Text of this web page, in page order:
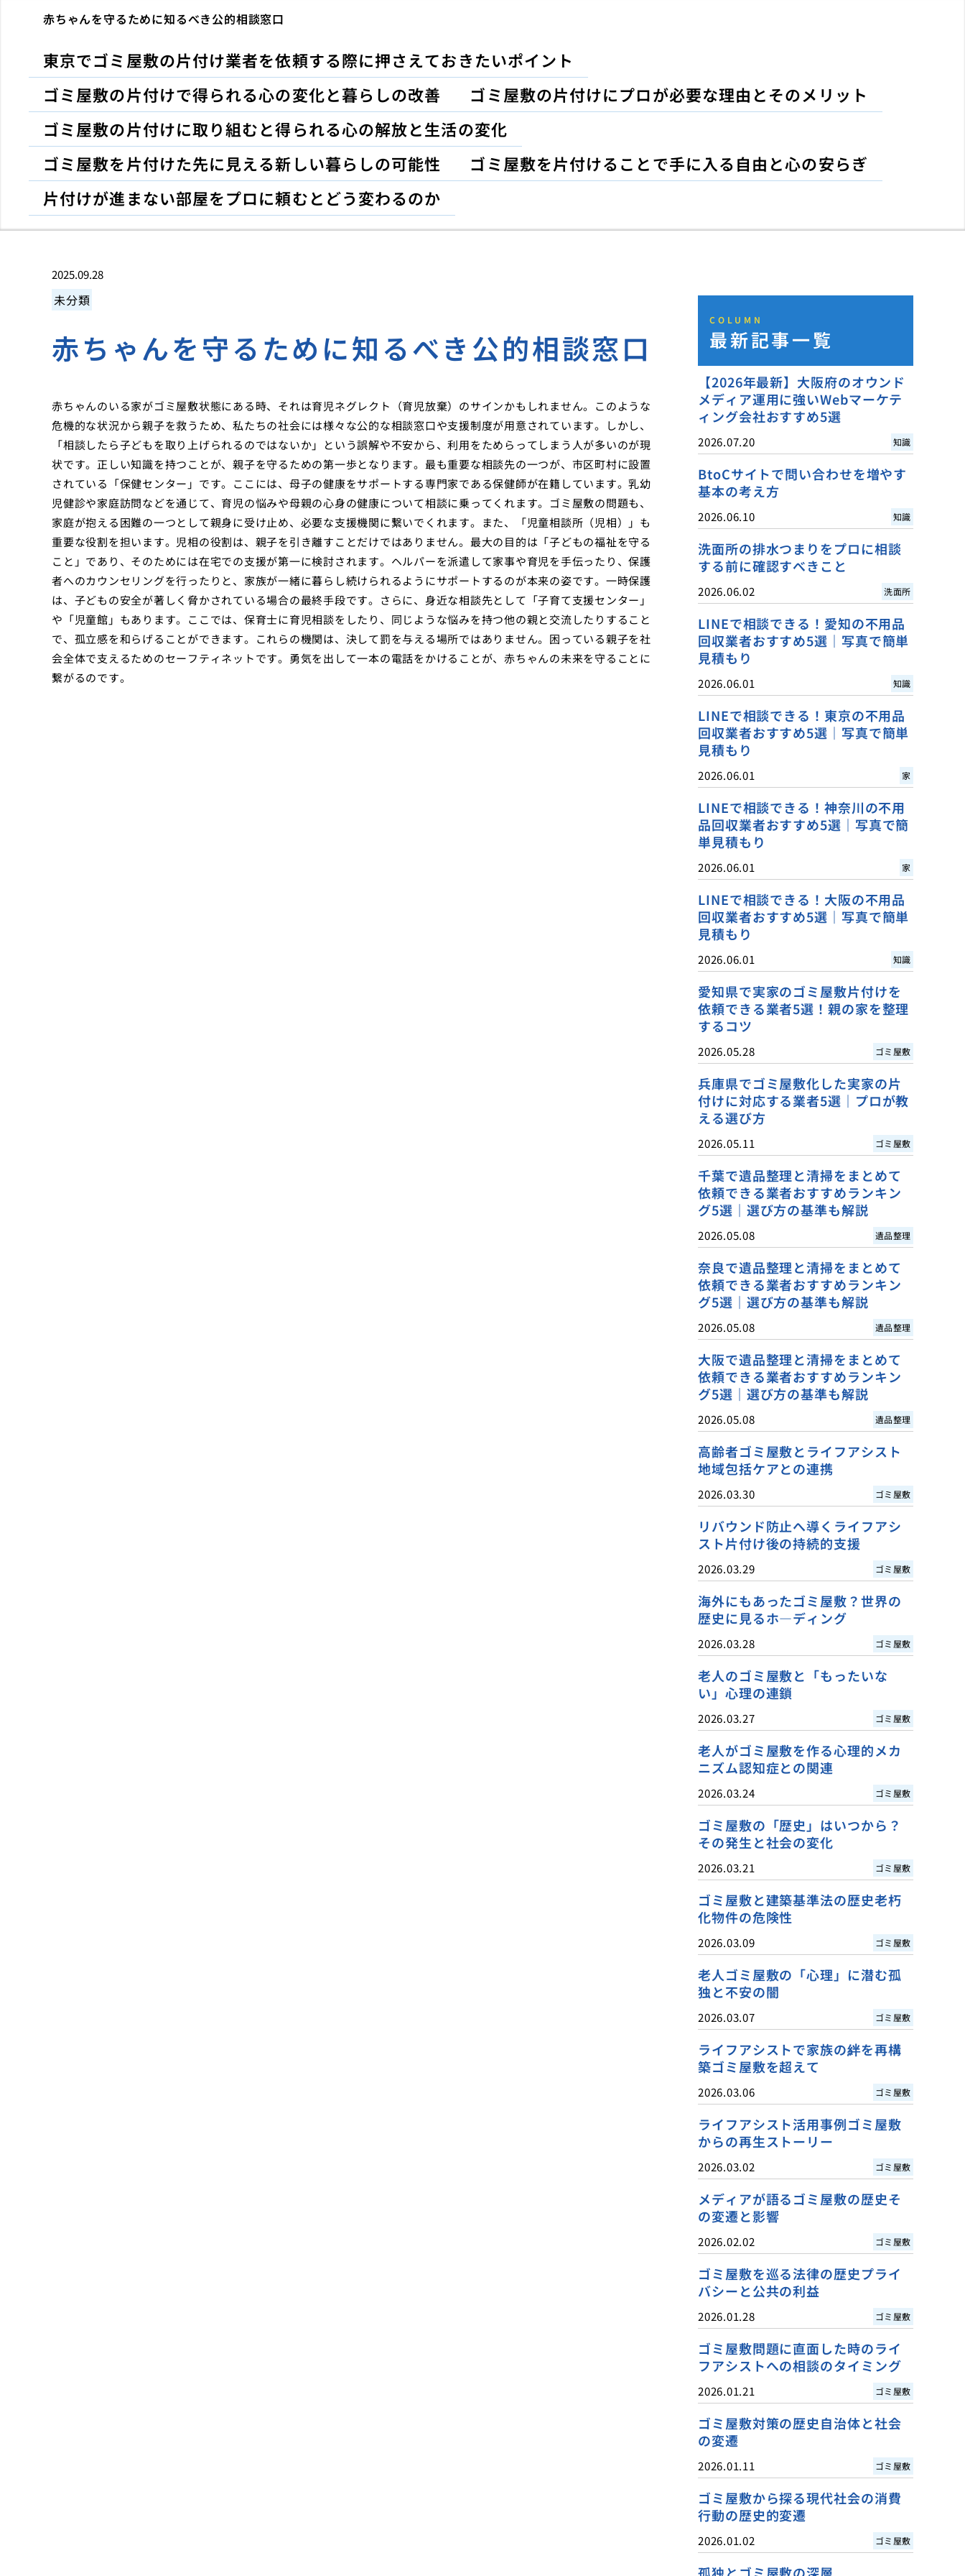
赤ちゃんを守るために知るべき公的相談窓口
東京でゴミ屋敷の片付け業者を依頼する際に押さえておきたいポイント
ゴミ屋敷の片付けで得られる心の変化と暮らしの改善
ゴミ屋敷の片付けにプロが必要な理由とそのメリット
ゴミ屋敷の片付けに取り組むと得られる心の解放と生活の変化
ゴミ屋敷を片付けた先に見える新しい暮らしの可能性
ゴミ屋敷を片付けることで手に入る自由と心の安らぎ
片付けが進まない部屋をプロに頼むとどう変わるのか
2025.09.28
未分類
赤ちゃんを守るために知るべき公的相談窓口
赤ちゃんのいる家がゴミ屋敷状態にある時、それは育児ネグレクト（育児放棄）のサインかもしれません。このような
危機的な状況から親子を救うため、私たちの社会には様々な公的な相談窓口や支援制度が用意されています。しかし、
「相談したら子どもを取り上げられるのではないか」という誤解や不安から、利用をためらってしまう人が多いのが現
状です。正しい知識を持つことが、親子を守るための第一歩となります。最も重要な相談先の一つが、市区町村に設置
されている「保健センター」です。ここには、母子の健康をサポートする専門家である保健師が在籍しています。乳幼
児健診や家庭訪問などを通じて、育児の悩みや母親の心身の健康について相談に乗ってくれます。ゴミ屋敷の問題も、
家庭が抱える困難の一つとして親身に受け止め、必要な支援機関に繋いでくれます。また、「児童相談所（児相）」も
重要な役割を担います。児相の役割は、親子を引き離すことだけではありません。最大の目的は「子どもの福祉を守る
こと」であり、そのためには在宅での支援が第一に検討されます。ヘルパーを派遣して家事や育児を手伝ったり、保護
者へのカウンセリングを行ったりと、家族が一緒に暮らし続けられるようにサポートするのが本来の姿です。一時保護
は、子どもの安全が著しく脅かされている場合の最終手段です。さらに、身近な相談先として「子育て支援センター」
や「児童館」もあります。ここでは、保育士に育児相談をしたり、同じような悩みを持つ他の親と交流したりすること
で、孤立感を和らげることができます。これらの機関は、決して罰を与える場所ではありません。困っている親子を社
会全体で支えるためのセーフティネットです。勇気を出して一本の電話をかけることが、赤ちゃんの未来を守ることに
繋がるのです。
COLUMN
最新記事一覧
【2026年最新】大阪府のオウンド
メディア運用に強いWebマーケテ
ィング会社おすすめ5選
2026.07.20 知識
BtoCサイトで問い合わせを増やす
基本の考え方
2026.06.10 知識
洗面所の排水つまりをプロに相談
する前に確認すべきこと
2026.06.02 洗面所
LINEで相談できる！愛知の不用品
回収業者おすすめ5選｜写真で簡単
見積もり
2026.06.01 知識
LINEで相談できる！東京の不用品
回収業者おすすめ5選｜写真で簡単
見積もり
2026.06.01 家
LINEで相談できる！神奈川の不用
品回収業者おすすめ5選｜写真で簡
単見積もり
2026.06.01 家
LINEで相談できる！大阪の不用品
回収業者おすすめ5選｜写真で簡単
見積もり
2026.06.01 知識
愛知県で実家のゴミ屋敷片付けを
依頼できる業者5選！親の家を整理
するコツ
2026.05.28 ゴミ屋敷
兵庫県でゴミ屋敷化した実家の片
付けに対応する業者5選｜プロが教
える選び方
2026.05.11 ゴミ屋敷
千葉で遺品整理と清掃をまとめて
依頼できる業者おすすめランキン
グ5選｜選び方の基準も解説
2026.05.08 遺品整理
奈良で遺品整理と清掃をまとめて
依頼できる業者おすすめランキン
グ5選｜選び方の基準も解説
2026.05.08 遺品整理
大阪で遺品整理と清掃をまとめて
依頼できる業者おすすめランキン
グ5選｜選び方の基準も解説
2026.05.08 遺品整理
高齢者ゴミ屋敷とライフアシスト
地域包括ケアとの連携
2026.03.30 ゴミ屋敷
リバウンド防止へ導くライフアシ
スト片付け後の持続的支援
2026.03.29 ゴミ屋敷
海外にもあったゴミ屋敷？世界の
歴史に見るホ―ディング
2026.03.28 ゴミ屋敷
老人のゴミ屋敷と「もったいな
い」心理の連鎖
2026.03.27 ゴミ屋敷
老人がゴミ屋敷を作る心理的メカ
ニズム認知症との関連
2026.03.24 ゴミ屋敷
ゴミ屋敷の「歴史」はいつから？
その発生と社会の変化
2026.03.21 ゴミ屋敷
ゴミ屋敷と建築基準法の歴史老朽
化物件の危険性
2026.03.09 ゴミ屋敷
老人ゴミ屋敷の「心理」に潜む孤
独と不安の闇
2026.03.07 ゴミ屋敷
ライフアシストで家族の絆を再構
築ゴミ屋敷を超えて
2026.03.06 ゴミ屋敷
ライフアシスト活用事例ゴミ屋敷
からの再生ストーリー
2026.03.02 ゴミ屋敷
メディアが語るゴミ屋敷の歴史そ
の変遷と影響
2026.02.02 ゴミ屋敷
ゴミ屋敷を巡る法律の歴史プライ
バシーと公共の利益
2026.01.28 ゴミ屋敷
ゴミ屋敷問題に直面した時のライ
フアシストへの相談のタイミング
2026.01.21 ゴミ屋敷
ゴミ屋敷対策の歴史自治体と社会
の変遷
2026.01.11 ゴミ屋敷
ゴミ屋敷から探る現代社会の消費
行動の歴史的変遷
2026.01.02 ゴミ屋敷